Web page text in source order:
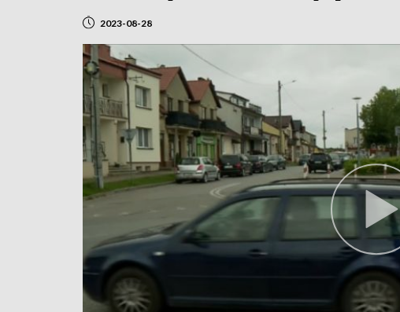
2023-08-28